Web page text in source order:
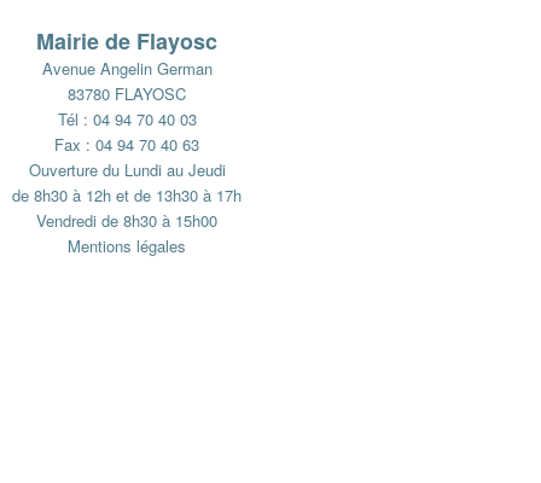
Mairie de Flayosc
Avenue Angelin German
83780 FLAYOSC
Tél : 04 94 70 40 03
Fax : 04 94 70 40 63
Ouverture du Lundi au Jeudi
de 8h30 à 12h et de 13h30 à 17h
Vendredi de 8h30 à 15h00
Mentions légales